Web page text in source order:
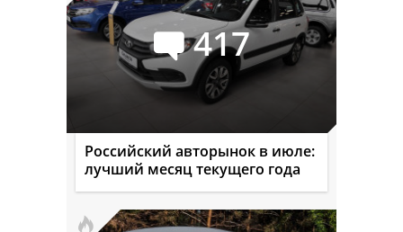
417
Российский авторынок в июле:
лучший месяц текущего года